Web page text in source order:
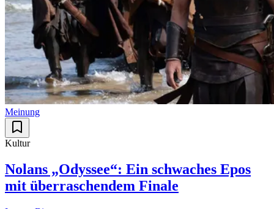
Meinung
Kultur
Nolans „Odyssee“: Ein schwaches Epos
mit überraschendem Finale